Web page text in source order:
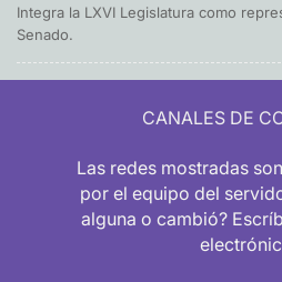
Integra la LXVI Legislatura como
Senado.
CANALES DE
Las redes mostradas
por el equipo del
alguna o cambió?